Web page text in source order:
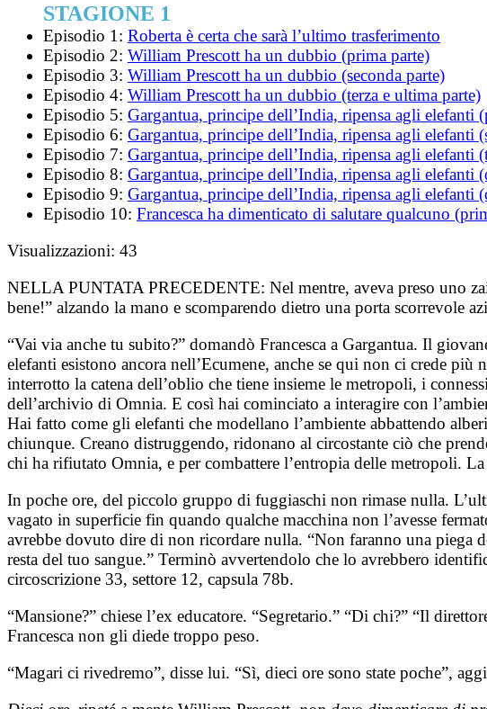
STAGIONE 1
Episodio 1: Roberta è certa che sarà l’ultimo trasferimento
Episodio 2: William Prescott ha un dubbio (prima parte)
Episodio 3: William Prescott ha un dubbio (seconda parte)
Episodio 4: William Prescott ha un dubbio (terza e ultima parte)
Episodio 5: Gargantua, principe dell’India, ripensa agli elefanti
Episodio 6: Gargantua, principe dell’India, ripensa agli elefanti
Episodio 7: Gargantua, principe dell’India, ripensa agli elefanti
Episodio 8: Gargantua, principe dell’India, ripensa agli elefanti
Episodio 9: Gargantua, principe dell’India, ripensa agli elefanti
Episodio 10: Francesca ha dimenticato di salutare qualcuno
Visualizzazioni: 43
NELLA PUNTATA PRECEDENTE: Nel mentre, aveva preso uno
bene!” alzando la mano e scomparendo dietro una porta scorrevole
“Vai via anche tu subito?” domandò Francesca a Gargantua. Il
elefanti esistono ancora nell’Ecumene, anche se qui non ci crede
interrotto la catena dell’oblio che tiene insieme le metropoli, i
dell’archivio di Omnia. E così hai cominciato a interagire con
Hai fatto come gli elefanti che modellano l’ambiente abbattendo
chiunque. Creano distruggendo, ridonano al circostante ciò che
chi ha rifiutato Omnia, e per combattere l’entropia delle metropoli.
In poche ore, del piccolo gruppo di fuggiaschi non rimase nulla.
vagato in superficie fin quando qualche macchina non l’avesse
avrebbe dovuto dire di non ricordare nulla. “Non faranno una piega
resta del tuo sangue.” Terminò avvertendolo che lo avrebbero
circoscrizione 33, settore 12, capsula 78b.
“Mansione?” chiese l’ex educatore. “Segretario.” “Di chi?” “Il
Francesca non gli diede troppo peso.
“Magari ci rivedremo”, disse lui. “Sì, dieci ore sono state poche”,